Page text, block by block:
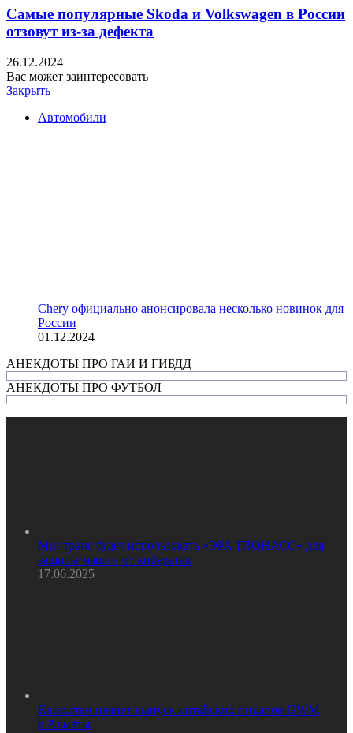
Самые популярные Skoda и Volkswagen в России
отзовут из-за дефекта
26.12.2024
Вас может заинтересовать
Закрыть
Автомобили
Chery официально анонсировала несколько новинок для
России
01.12.2024
АНЕКДОТЫ ПРО ГАИ И ГИБДД
АНЕКДОТЫ ПРО ФУТБОЛ
Минтранс будет использовать «ЭРА-ГЛОНАСС» для
защиты машин от кибератак
17.06.2025
Казахстан начнет выпуск китайских пикапов GWM
в Алматы